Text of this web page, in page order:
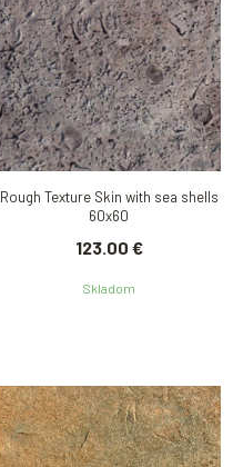
Rough Texture Skin with sea shells
60x60
123.00 €
Skladom